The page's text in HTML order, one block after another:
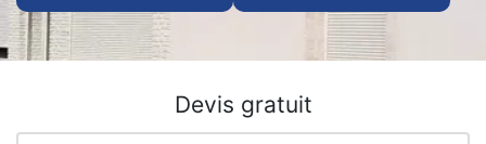
Devis gratuit